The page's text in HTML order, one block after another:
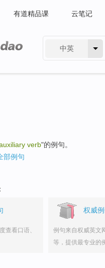
有道精品课 云笔记
中英
verb"的例句。
部例句
查看口语、
权威
例句来自权威英文
等，提供最专业的